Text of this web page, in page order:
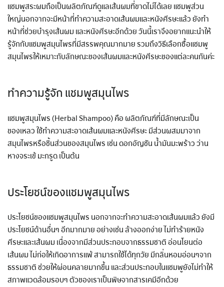
แชมพูสระผมถือเป็นผลิตภัณฑ์ดูแลเส้นผมที่ขาดไม่ได้เลย แชมพูส่วน
ใหญ่นอกจากจะมีหน้าที่ทำความสะอาดเส้นผมและหนังศีรษะแล้ว ยังทำ
หน้าที่ช่วยบำรุงเส้นผม และหนังศีรษะอีกด้วย วันนี้เราจึงอยากแนะนำให้
รู้จักกับแชมพูสมุนไพรที่มีสรรพคุณมากมาย รวมถึงวิธีเลือกซื้อแชมพู
สมุนไพรให้เหมาะกับลักษณะของเส้นผมและหนังศีรษะของแต่ละคนกันค่ะ
ทำความรู้จัก แชมพูสมุนไพร
แชมพูสมุนไพร (Herbal Shampoo) คือ ผลิตภัณฑ์ที่มีลักษณะเป็น
ของเหลว ใช้ทำความสะอาดเส้นผมและหนังศีรษะ มีส่วนผสมมาจาก
สมุนไพรหรือชิ้นส่วนของสมุนไพร เช่น ดอกอัญชัน น้ำมันมะพร้าว ว่าน
หางจระเข้ มะกรูด เป็นต้น
ประโยชน์ของแชมพูสมุนไพร
ประโยชน์ของแชมพูสมุนไพร นอกจากจะทำความสะอาดเส้นผมแล้ว ยังมี
ประโยชน์ด้านอื่นๆ อีกมากมาย อย่างเช่น ล้างออกง่าย ไม่ทำร้ายหนัง
ศีรษะและเส้นผม เนื่องจากมีส่วนประกอบจากธรรมชาติ อ่อนโยนต่อ
เส้นผม ไม่ก่อให้เกิดอาการแพ้ สามารถใช้ได้ทุกวัย มีกลิ่นหอมอ่อนๆจาก
ธรรมชาติ ช่วยให้ผ่อนคลายมากขึ้น และส่วนประกอบในแชมพูยังไม่ทำให้
สภาพแวดล้อมรอบๆ ตัวของเราเป็นพิษจากสารเคมีอีกด้วย